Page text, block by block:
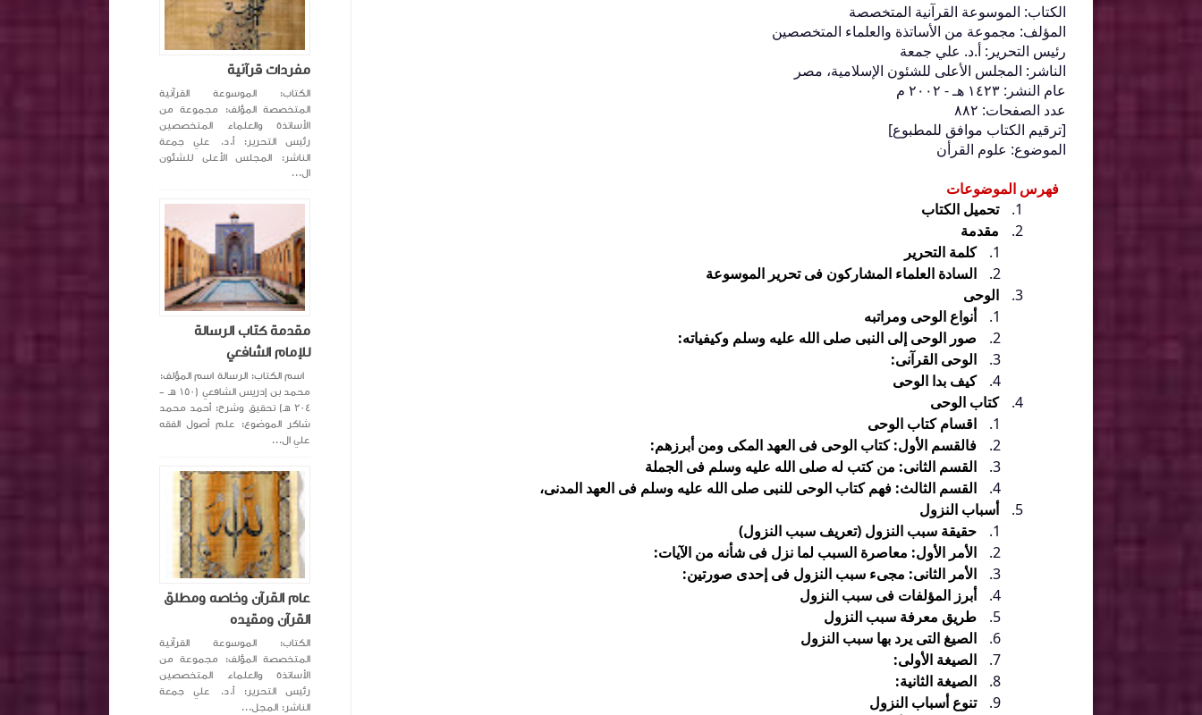
الكتاب: الموسوعة القرآنية المتخصصة
المؤلف: مجموعة من الأساتذة والعلماء المتخصصين
رئيس التحرير: أ.د. علي جمعة
الناشر: المجلس الأعلى للشئون الإسلامية، مصر
عام النشر: ١٤٢٣ هـ - ٢٠٠٢ م
عدد الصفحات: ٨٨٢
[ترقيم الكتاب موافق للمطبوع]
الموضوع: علوم القرأن
فهرس الموضوعات
تحميل الكتاب
مقدمة
كلمة التحرير
السادة العلماء المشاركون فى تحرير الموسوعة
الوحى
أنواع الوحى ومراتبه
صور الوحى إلى النبى صلى الله عليه وسلم وكيفياته:
الوحى القرآنى:
كيف بدا الوحى
كتاب الوحى
اقسام كتاب الوحى
فالقسم الأول: كتاب الوحى فى العهد المكى ومن أبرزهم:
القسم الثانى: من كتب له صلى الله عليه وسلم فى الجملة
القسم الثالث: فهم كتاب الوحى للنبى صلى الله عليه وسلم فى العهد المدنى،
أسباب النزول
حقيقة سبب النزول (تعريف سبب النزول)
الأمر الأول: معاصرة السبب لما نزل فى شأنه من الآيات:
الأمر الثانى: مجىء سبب النزول فى إحدى صورتين:
أبرز المؤلفات فى سبب النزول
طريق معرفة سبب النزول
الصيغ التى يرد بها سبب النزول
الصيغة الأولى:
الصيغة الثانية:
تنوع أسباب النزول
مفردات قرآنية
الكتاب: الموسوعة القرآنية
المتخصصة المؤلف: مجموعة من
الأساتذة والعلماء المتخصصين
رئيس التحرير: أ.د. علي جمعة
الناشر: المجلس الأعلى للشئون
ال...
مقدمة كتاب الرسالة
للإمام الشافعي
اسم الكتاب: الرسالة اسم المؤلف:
محمد بن إدريس الشافعي (١٥٠ هـ -
٢٠٤ هـ) تحقيق وشرح: أحمد محمد
شاكر الموضوع: علم أصول الفقه
علي ال...
عام القرآن وخاصه ومطلق
القرآن ومقيده
الكتاب: الموسوعة القرآنية
المتخصصة المؤلف: مجموعة من
الأساتذة والعلماء المتخصصين
رئيس التحرير: أ.د. علي جمعة
الناشر: المجل...